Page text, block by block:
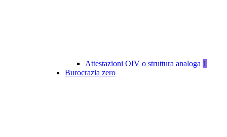
Attestazioni OIV o struttura analoga 1
Burocrazia zero